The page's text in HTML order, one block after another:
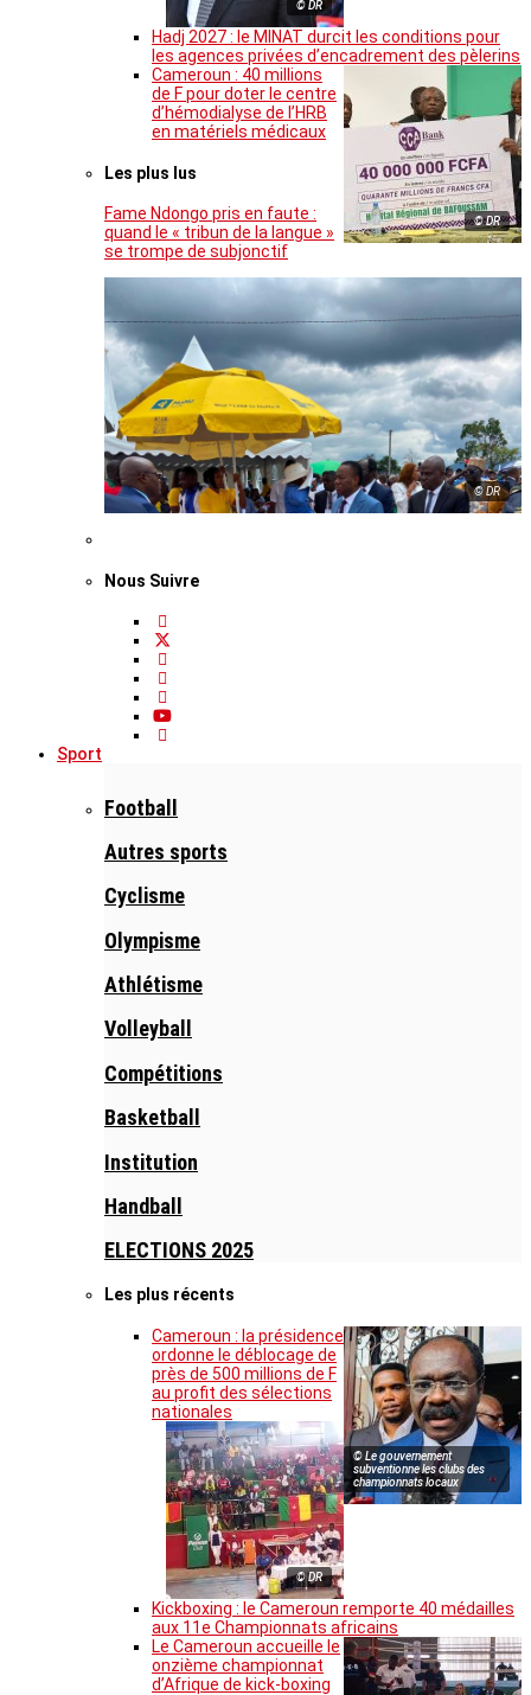
© DR
Hadj 2027 : le MINAT durcit les conditions pour
les agences privées d’encadrement des pèlerins
© DR
Cameroun : 40 millions
de F pour doter le centre
d’hémodialyse de l’HRB
en matériels médicaux
Les plus lus
Fame Ndongo pris en faute :
quand le « tribun de la langue »
se trompe de subjonctif
© DR
Nous Suivre
Sport
Football
Autres sports
Cyclisme
Olympisme
Athlétisme
Volleyball
Compétitions
Basketball
Institution
Handball
ELECTIONS 2025
Les plus récents
© Le gouvernement
subventionne les clubs des
championnats locaux
Cameroun : la présidence
ordonne le déblocage de
près de 500 millions de F
au profit des sélections
nationales
© DR
Kickboxing : le Cameroun remporte 40 médailles
aux 11e Championnats africains
Le Cameroun accueille le
onzième championnat
d’Afrique de kick-boxing